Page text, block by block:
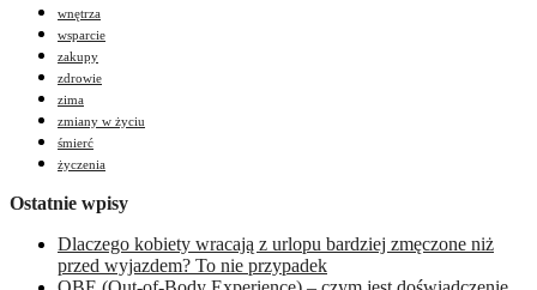
wnętrza
wsparcie
zakupy
zdrowie
zima
zmiany w życiu
śmierć
życzenia
Ostatnie wpisy
Dlaczego kobiety wracają z urlopu bardziej zmęczone niż
przed wyjazdem? To nie przypadek